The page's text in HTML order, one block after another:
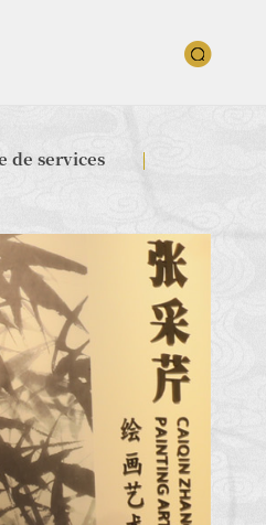
de services